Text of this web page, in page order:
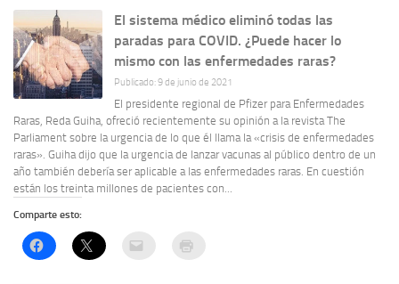
El sistema médico eliminó todas las
paradas para COVID. ¿Puede hacer lo
mismo con las enfermedades raras?
Publicado: 9 de junio de 2021
El presidente regional de Pfizer para Enfermedades
Raras, Reda Guiha, ofreció recientemente su opinión a la revista The
Parliament sobre la urgencia de lo que él llama la «crisis de enfermedades
raras». Guiha dijo que la urgencia de lanzar vacunas al público dentro de un
año también debería ser aplicable a las enfermedades raras. En cuestión
están los treinta millones de pacientes con...
Comparte esto: